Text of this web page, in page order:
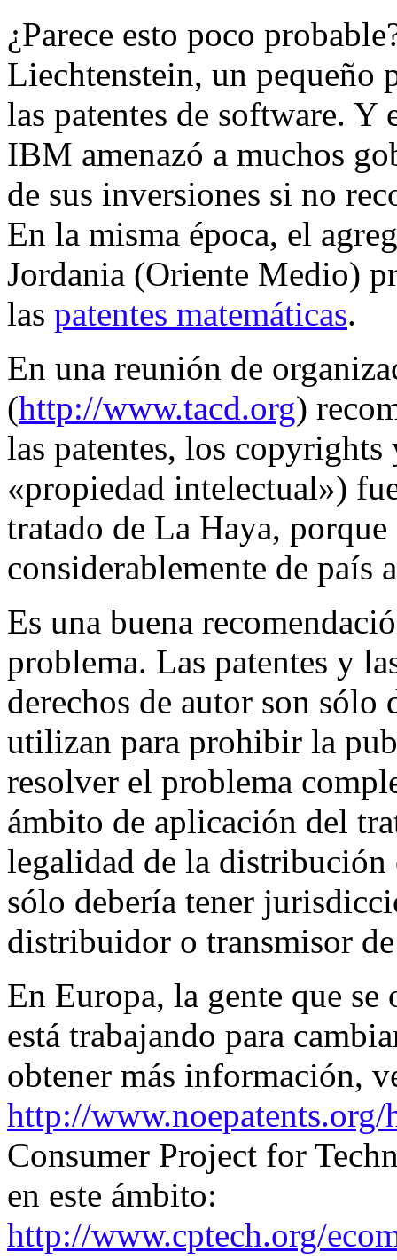
¿Parece esto poco
Liechtenstein, un pequeño
las patentes de software.
IBM amenazó a muchos
de sus inversiones si no
En la misma época, el
Jordania (Oriente Medio)
las patentes matemáticas.
En una reunión de
(http://www.tacd.org)
las patentes, los copyrights
«propiedad intelectual»)
tratado de La Haya, porque
considerablemente de país
Es una buena
problema. Las patentes y
derechos de autor son sólo
utilizan para prohibir la
resolver el problema
ámbito de aplicación del
legalidad de la
sólo debería tener
distribuidor o transmisor
En Europa, la gente que se
está trabajando para
obtener más información,
http://www.noepatents.org/
Consumer Project for
en este ámbito:
http://www.cptech.org/